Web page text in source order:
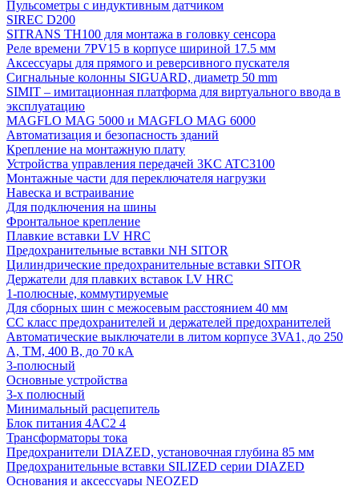
Пульсометры с индуктивным датчиком
SIREC D200
SITRANS TH100 для монтажа в головку сенсора
Реле времени 7PV15 в корпусе шириной 17.5 мм
Аксессуары для прямого и реверсивного пускателя
Сигнальные колонны SIGUARD, диаметр 50 mm
SIMIT – имитационная платформа для виртуального ввода в
эксплуатацию
MAGFLO MAG 5000 и MAGFLO MAG 6000
Автоматизация и безопасность зданий
Крепление на монтажную плату
Устройства управления передачей 3KC ATC3100
Монтажные части для переключателя нагрузки
Навеска и встраивание
Для подключения на шины
Фронтальное крепление
Плавкие вставки LV HRC
Предохранительные вставки NH SITOR
Цилиндрические предохранительные вставки SITOR
Держатели для плавких вставок LV HRC
1-полюсные, коммутируемые
Для сборных шин с межосевым расстоянием 40 мм
СС класс предохранителей и держателей предохранителей
Автоматические выключатели в литом корпусе 3VA1, до 250
А, TM, 400 В, до 70 кА
3-полюсный
Основные устройства
3-х полюсный
Минимальный расцепитель
Блок питания 4AC2 4
Трансформаторы тока
Предохранители DIAZED, установочная глубина 85 мм
Предохранительные вставки SILIZED серии DIAZED
Основания и аксессуары NEOZED